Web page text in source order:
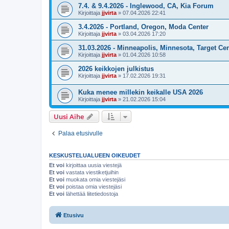
7.4. & 9.4.2026 - Inglewood, CA, Kia Forum
Kirjoittaja jjvirta » 07.04.2026 22:41
3.4.2026 - Portland, Oregon, Moda Center
Kirjoittaja jjvirta » 03.04.2026 17:20
31.03.2026 - Minneapolis, Minnesota, Target
Kirjoittaja jjvirta » 01.04.2026 10:58
2026 keikkojen julkistus
Kirjoittaja jjvirta » 17.02.2026 19:31
Kuka menee millekin keikalle USA 2026
Kirjoittaja jjvirta » 21.02.2026 15:04
Uusi Aihe
Palaa etusivulle
KESKUSTELUALUEEN OIKEUDET
Et voi kirjoittaa uusia viestejä
Et voi vastata viestiketjuihin
Et voi muokata omia viestejäsi
Et voi poistaa omia viestejäsi
Et voi lähettää liitetiedostoja
Etusivu